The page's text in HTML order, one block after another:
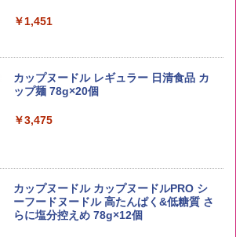
by Amazon あきたこまちブレンド 無洗
米 5kg
by Amazon 新潟県産 新潟のお米 無洗米
5kg
￥3,274
角ハイボール 350ml×24本 サントリー ウ
イスキー ハイボール 缶
￥4,939
トリスウイスキー 4000ml サントリー 大
容量 4リットル
￥1,451
カップヌードル レギュラー 日清食品 カ
ップ麺 78g×20個
￥3,475
カップヌードル カップヌードルPRO シ
ーフードヌードル 高たんぱく&低糖質 さ
らに塩分控えめ 78g×12個